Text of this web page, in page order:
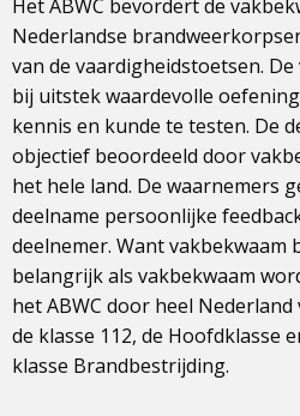
Het ABWC bevordert de
Nederlandse
van de vaardigheidstoetsen.
bij uitstek waardevolle
kennis en kunde te testen. De
objectief beoordeeld door
het hele land. De waarnemers
deelname persoonlijke
deelnemer. Want vakbekwaam
belangrijk als vakbekwaam
het ABWC door heel
de klasse 112, de Hoofdklasse
klasse Brandbestrijding.